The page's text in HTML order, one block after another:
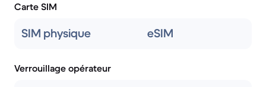
Carte SIM
SIM physique eSIM
Verrouillage opérateur